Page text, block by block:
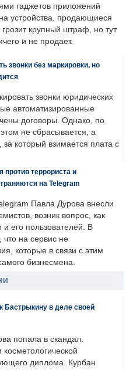
гаджетов приложений
устройства, продающиеся
крупный штраф, но тут
и не продает.
звонки без маркировки, но
звонки юридических
автоматизированные
договоры. Однако, по
не сбрасывается, а
за который взимается плата с
против террориста и
на Telegram
Павла Дурова внесли
возник вопрос, как
его пользователей. В
что на сервис не
которые в связи с этим
бизнесмена.
Бастрыкину в деле своей
попала в скандал.
диплома. Курбан